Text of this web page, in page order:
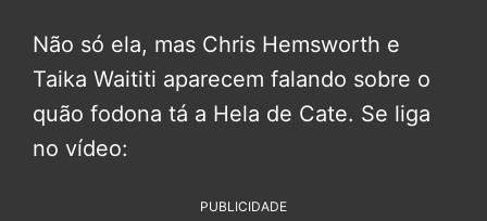
Não só ela, mas Chris Hemsworth e
Taika Waititi aparecem falando sobre o
quão fodona tá a Hela de Cate. Se liga
no vídeo:
PUBLICIDADE